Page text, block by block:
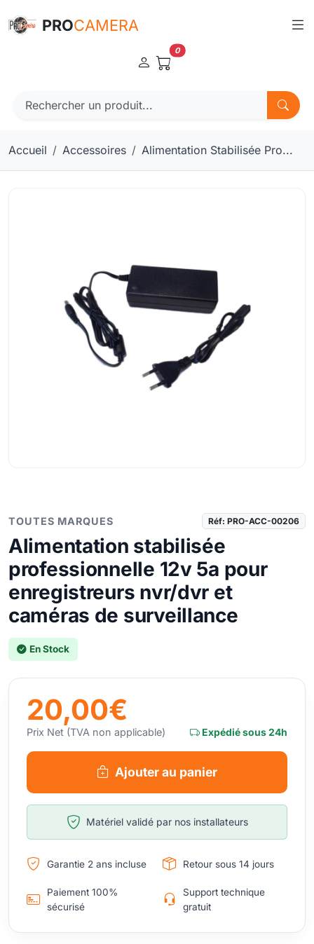
PROCAMERA
0
Accueil Accessoires Alimentation Stabilisée Pro...
TOUTES MARQUES Réf: PRO-ACC-00206
Alimentation stabilisée
professionnelle 12v 5a pour
enregistreurs nvr/dvr et
caméras de surveillance
En Stock
20,00€
Prix Net (TVA non applicable) Expédié sous 24h
Ajouter au panier
Matériel validé par nos installateurs
Garantie 2 ans incluse Retour sous 14 jours
Paiement 100%
sécurisé
Support technique
gratuit